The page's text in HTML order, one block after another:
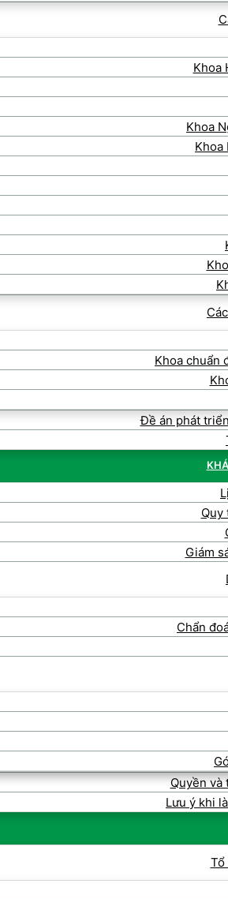
Khoa
Khoa
Khoa
Khoa chuẩn
Đề án phát
Quy
Giám
Chẩn
Quyền và
Lưu ý khi
Tổ